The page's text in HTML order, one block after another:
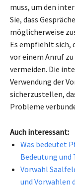
muss, um den
Sie, dass
möglicherweise
Es empfiehlt sich,
vor einem Anruf
vermeiden. Die
Verwendung der
sicherzustellen,
Probleme
Auch interessant:
Was bedeutet
Bedeutung und
Vorwahl
und Vorwahlen